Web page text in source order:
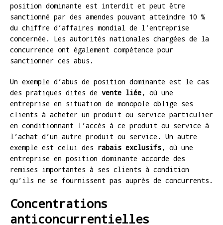
position dominante est interdit et peut être
sanctionné par des amendes pouvant atteindre 10 %
du chiffre d’affaires mondial de l’entreprise
concernée. Les autorités nationales chargées de la
concurrence ont également compétence pour
sanctionner ces abus.
Un exemple d’abus de position dominante est le cas
des pratiques dites de vente liée, où une
entreprise en situation de monopole oblige ses
clients à acheter un produit ou service particulier
en conditionnant l’accès à ce produit ou service à
l’achat d’un autre produit ou service. Un autre
exemple est celui des rabais exclusifs, où une
entreprise en position dominante accorde des
remises importantes à ses clients à condition
qu’ils ne se fournissent pas auprès de concurrents.
Concentrations
anticoncurrentielles